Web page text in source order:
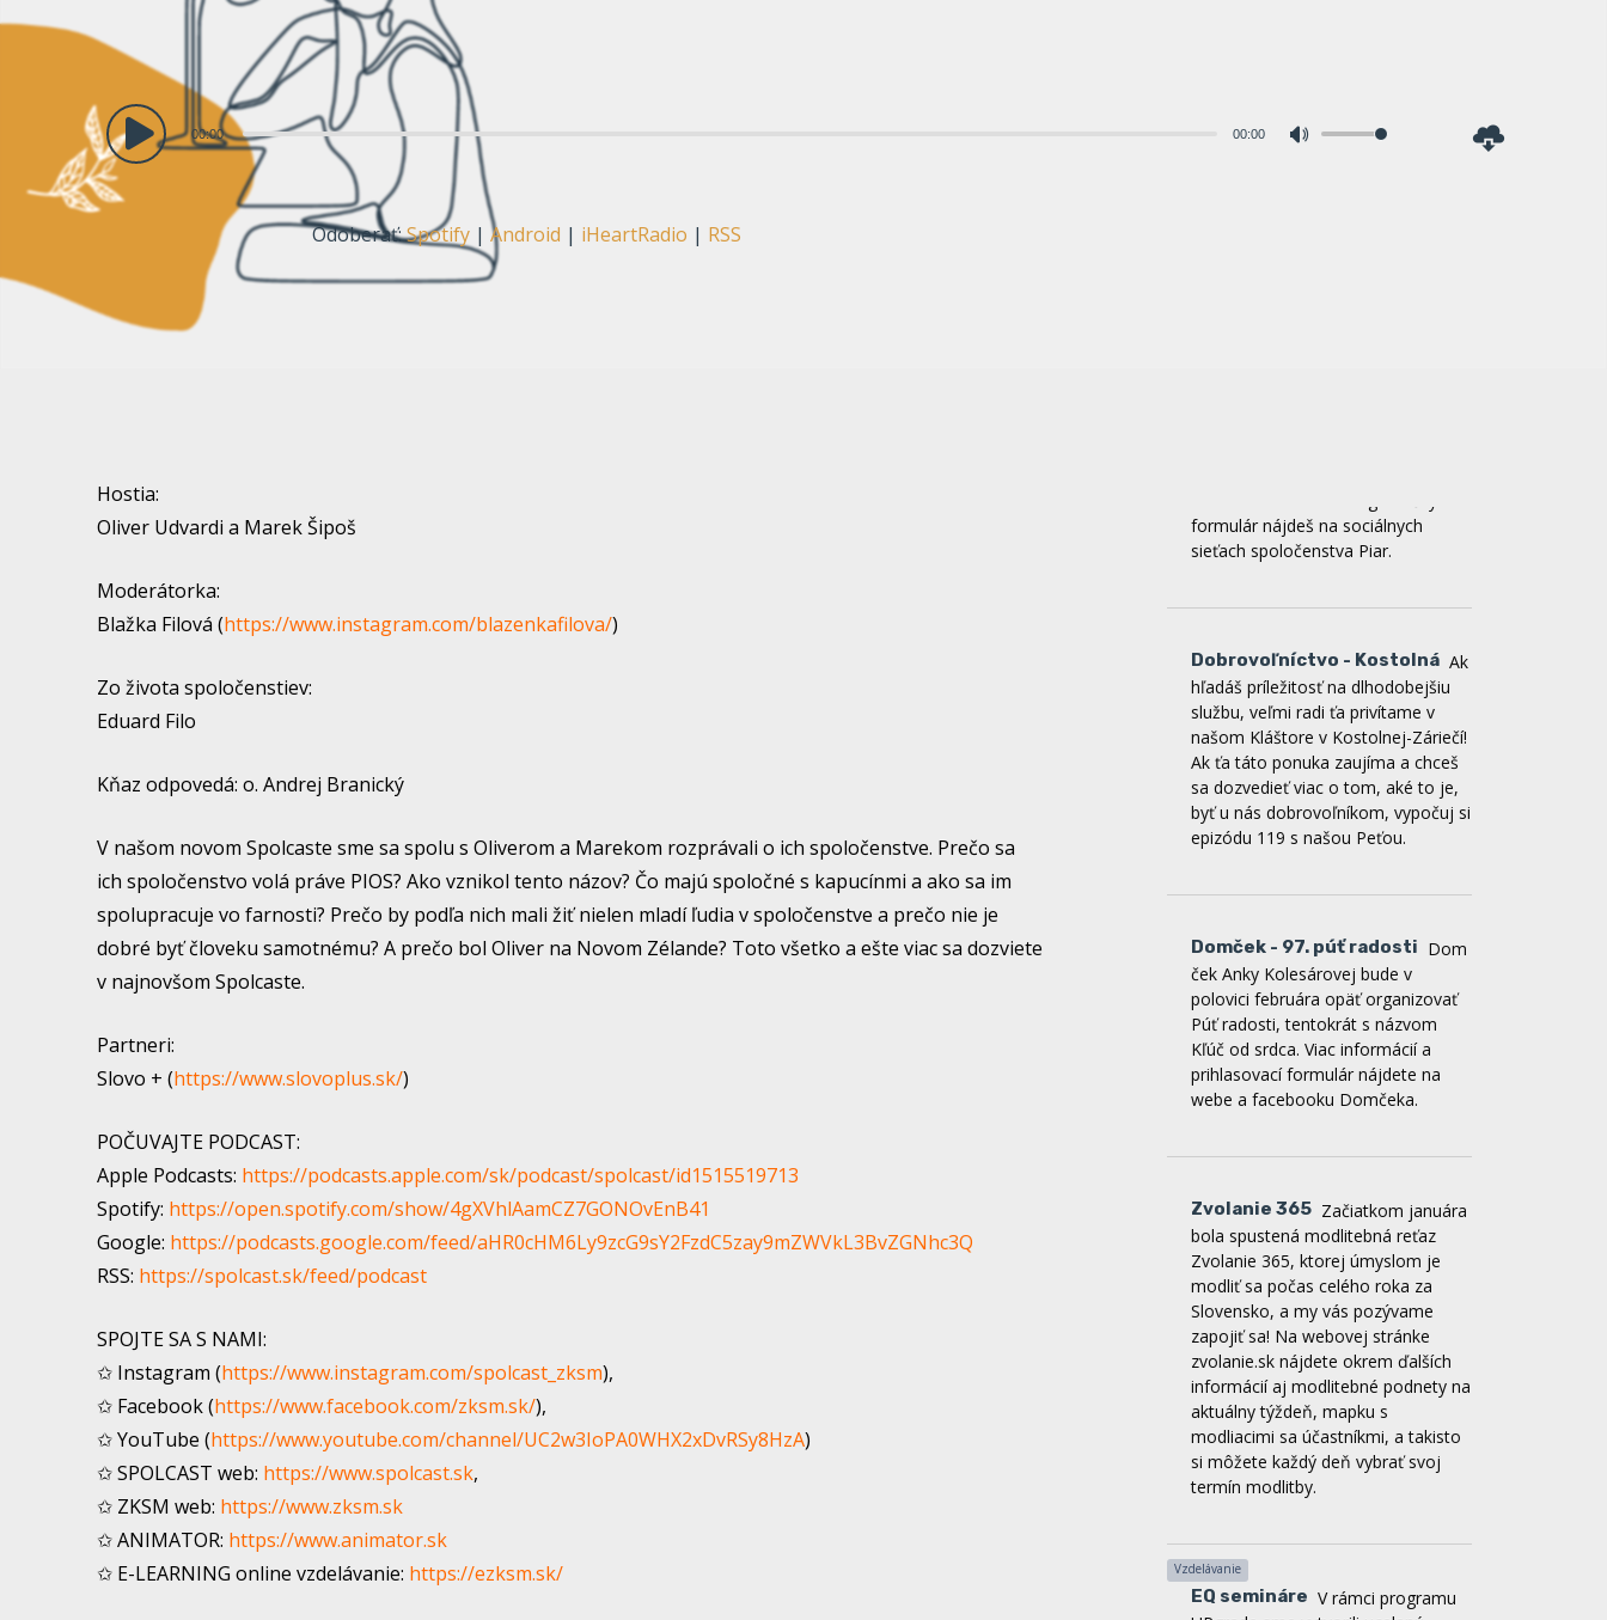
Audio
prehrávač
00:00 00:00
Pomocou
Odoberať:Spotify |Android | iHeartRadio | RSS
Hostia:
Oliver Udvardi a Marek Šipoš
Moderátorka:
Blažka Filová (https://www.instagram.com/blazenkafilova/)
Zo života spoločenstiev:
Eduard Filo
Kňaz odpovedá: o. Andrej Branický
V našom novom Spolcaste sme sa spolu s Oliverom a Marekom rozprávali o ich spoločenstve. Prečo sa
ich spoločenstvo volá práve PIOS? Ako vznikol tento názov? Čo majú spoločné s kapucínmi a ako sa im
spolupracuje vo farnosti? Prečo by podľa nich mali žiť nielen mladí ľudia v spoločenstve a prečo nie je
dobré byť človeku samotnému? A prečo bol Oliver na Novom Zélande? Toto všetko a ešte viac sa dozviete
v najnovšom Spolcaste.
Partneri:
Slovo + (https://www.slovoplus.sk/)
POČUVAJTE PODCAST:
Apple Podcasts: https://podcasts.apple.com/sk/podcast/spolcast/id1515519713
Spotify: https://open.spotify.com/show/4gXVhlAamCZ7GONOvEnB41
Google: https://podcasts.google.com/feed/aHR0cHM6Ly9zcG9sY2FzdC5zay9mZWVkL3BvZGNhc3Q
RSS: https://spolcast.sk/feed/podcast
SPOJTE SA S NAMI:
✩ Instagram (https://www.instagram.com/spolcast_zksm),
✩ Facebook (https://www.facebook.com/zksm.sk/​),
✩ YouTube (https://www.youtube.com/channel/UC2w3IoPA0WHX2xDvRSy8HzA)
✩ SPOLCAST web: https://www.spolcast.sk​,
✩ ZKSM web: https://www.zksm.sk
✩ ANIMATOR: https://www.animator.sk
✩ E-LEARNING online vzdelávanie: https://ezksm.sk/
Dobrovoľníctvo - Kostolná
Ak ťa táto ponuka zaujíma a chceš
sa dozvedieť viac o tom, aké to je,
byť u nás dobrovoľníkom, vypočuj si
epizódu 119 s našou Peťou.
Domček - 97. púť radosti
Kľúč od srdca. Viac informácií a
prihlasovací formulár nájdete na
webe a facebooku Domčeka.
Zvolanie 365 Začiatkom januára
zapojiť sa! Na webovej stránke
zvolanie.sk nájdete okrem ďalších
informácií aj modlitebné podnety na
aktuálny týždeň, mapku s
modliacimi sa účastníkmi, a takisto
si môžete každý deň vybrať svoj
termín modlitby.
Vzdelávanie
EQ semináre
emocionálnej inteligencii, ktorá je
zameraná na porozumenie sebe i
druhým, osvojením si konkrétnych